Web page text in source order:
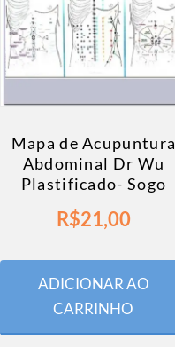
Mapa de Acupuntura
Abdominal Dr Wu
Plastificado- Sogo
R$21,00
ADICIONAR AO
CARRINHO